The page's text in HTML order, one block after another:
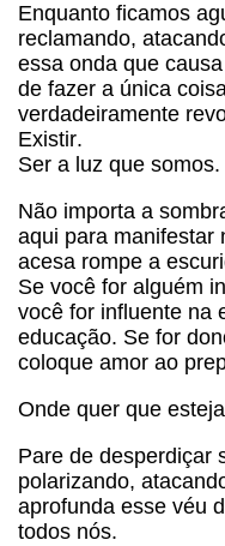
Enquanto ficamos
reclamando,
essa onda que
de fazer a única
verdadeiramente
Existir.
Ser a luz que somos.
Não importa a
aqui para manifestar
acesa rompe a
Se você for alguém
você for influente na
educação. Se for
coloque amor ao
Onde quer que
Pare de desperdiçar
polarizando,
aprofunda esse véu
todos nós.